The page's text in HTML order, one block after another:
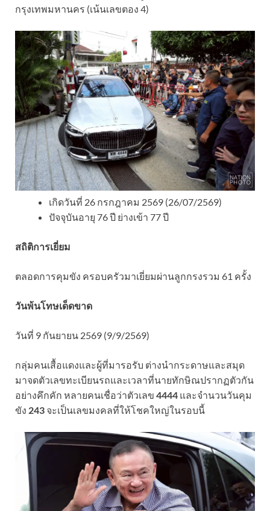
กรุงเทพมหานคร (เน้นเลขตอง 4)
เกิดวันที่ 26 กรกฎาคม 2569 (26/07/2569)
​ปัจจุบันอายุ 76 ปี ย่างเข้า 77 ปี
สถิติการเยี่ยม
ตลอดการคุมขัง ครอบครัวมาเยี่ยมผ่านลูกกรงรวม 61 ครั้ง
วันพ้นโทษเด็ดขาด
วันที่ 9 กันยายน 2569 (9/9/2569)
​กลุ่มคนเสื้อแดงและผู้ที่มารอรับ ต่างนำกระดาษและสมุด
มาจดตัวเลขทะเบียนรถและเวลาที่นายทักษิณปรากฏตัวกัน
อย่างคึกคัก หลายคนเชื่อว่าตัวเลข 4444 และจำนวนวันคุม
ขัง 243 จะเป็นเลขมงคลที่ให้โชคใหญ่ในรอบนี้